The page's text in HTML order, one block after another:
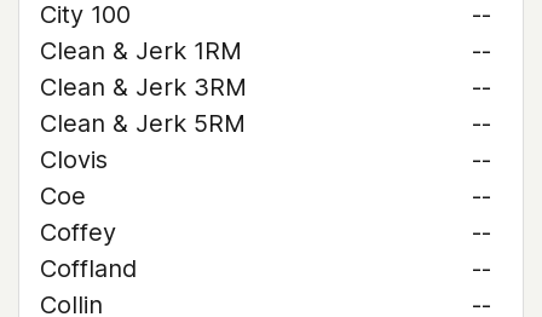
City 100
--
Clean & Jerk 1RM
--
Clean & Jerk 3RM
--
Clean & Jerk 5RM
--
Clovis
--
Coe
--
Coffey
--
Coffland
--
Collin
--